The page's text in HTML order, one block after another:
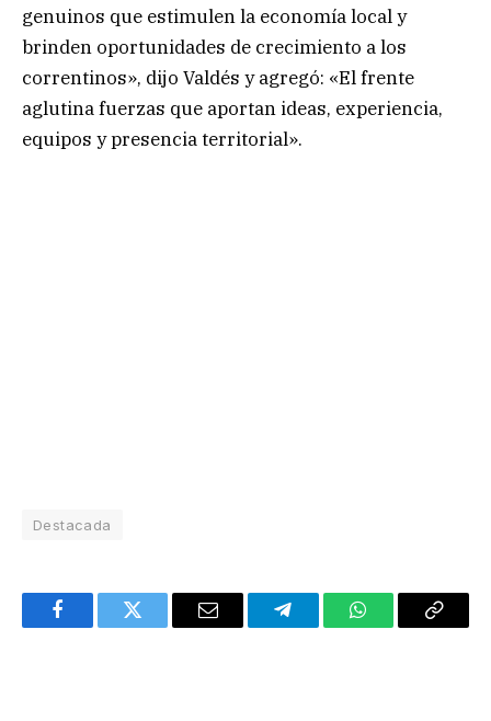
genuinos que estimulen la economía local y
brinden oportunidades de crecimiento a los
correntinos», dijo Valdés y agregó: «El frente
aglutina fuerzas que aportan ideas, experiencia,
equipos y presencia territorial».
Destacada
FacebookTwitter Email TelegramWhatsAppCopy